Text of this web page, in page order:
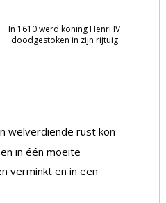
In 1610 werd koning Henri IV
doodgestoken in zijn rijtuig.
welverdiende rust kon
in één moeite
verminkt en in een